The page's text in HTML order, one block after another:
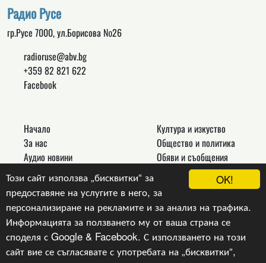
OK!
Този сайт използва „бисквитки“ за
предоставяне на услугите в него, за
персонализиране на рекламите и за анализ на трафика.
Информацията за ползването му от ваша страна се
споделя с Google & Facebook. С използването на този
сайт вие се съгласявате с употребата на „бисквитки“,
Радио Русе
гр.Русе 7000, ул.Борисова №26
radioruse@abv.bg
+359 82 821 622
Facebook
Начало
За нас
Аудио новини
Връзки
Контакти
Култура и изкуство
Общество и политика
Обяви и съобщения
Новини
Други
Copyright © 2024, v.1.0,Радио Русе, Уеб Дизайн и